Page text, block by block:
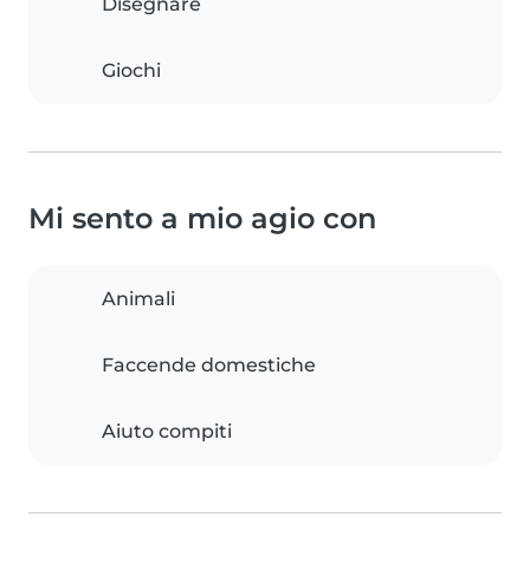
Disegnare
Giochi
Mi sento a mio agio con
Animali
Faccende domestiche
Aiuto compiti